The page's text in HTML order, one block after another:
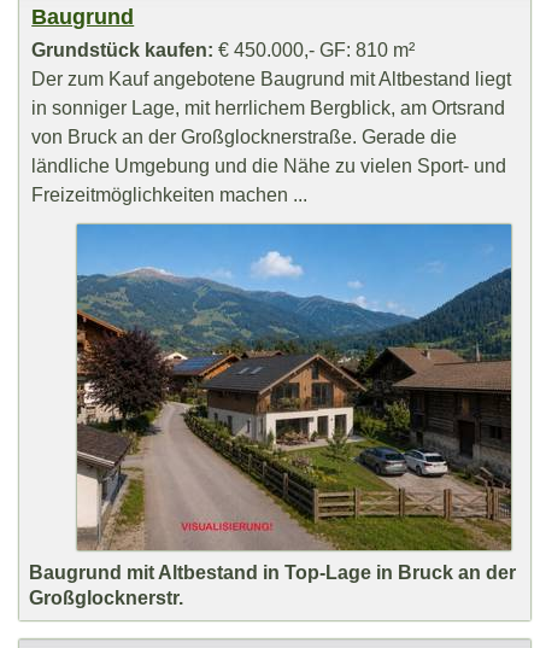
Baugrund
Grundstück kaufen: € 450.000,- GF: 810 m²
Der zum Kauf angebotene Baugrund mit Altbestand liegt
in sonniger Lage, mit herrlichem Bergblick, am Ortsrand
von Bruck an der Großglocknerstraße. Gerade die
ländliche Umgebung und die Nähe zu vielen Sport- und
Freizeitmöglichkeiten machen ...
Baugrund mit Altbestand in Top-Lage in Bruck an der
Großglocknerstr.